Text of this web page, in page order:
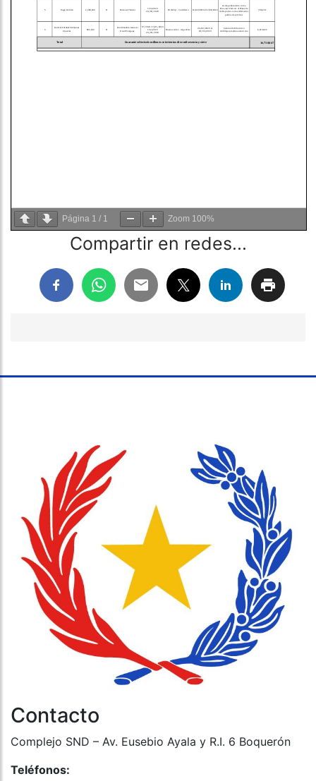
Página 1 / 1 Zoom 100%
Compartir en redes...
Contacto
Complejo SND – Av. Eusebio Ayala y R.I. 6 Boquerón
Teléfonos: